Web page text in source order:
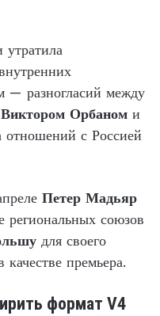
утратила
— разногласий между
Виктором Орбаном и
отношений с Россией
Петер Мадьяр
региональных союзов
для своего
качестве премьера.
формат V4